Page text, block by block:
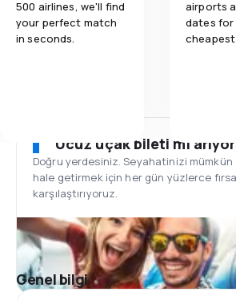
500 airlines, we'll find
your perfect match
in seconds.
airports
dates for
cheapest
Ucuz uçak bileti mi
Doğru yerdesiniz. Seyahatinizi
hale getirmek için her gün yüzlerce
karşılaştırıyoruz.
Genel bilgi